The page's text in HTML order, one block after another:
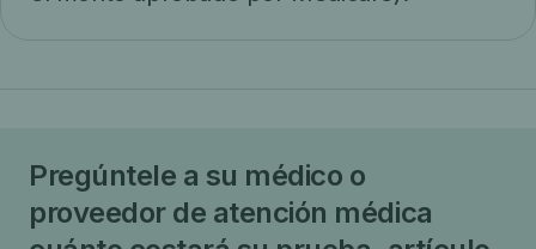
Pregúntele a su médico o
proveedor de atención médica